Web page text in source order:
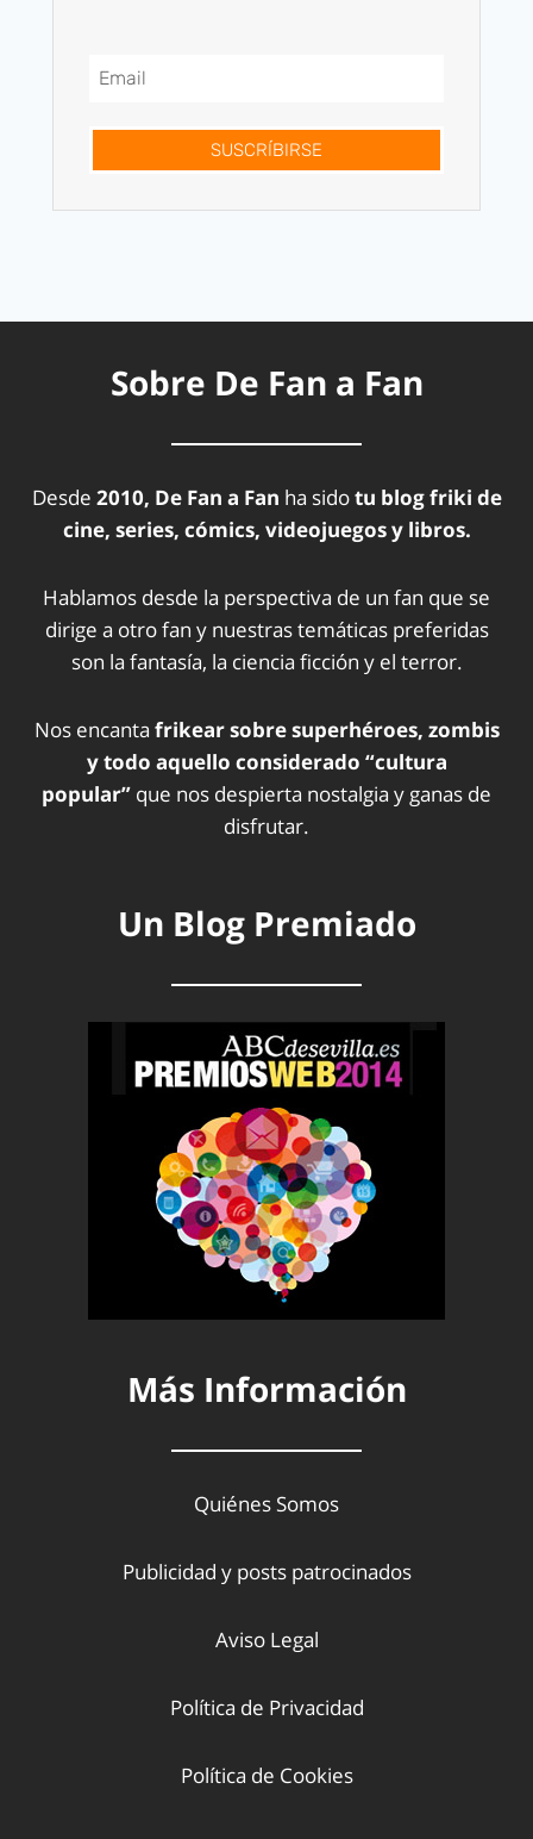
SUSCRÍBIRSE
Sobre De Fan a Fan
Desde 2010, De Fan a Fan ha sidotu blog friki de
cine, series, cómics, videojuegos y libros.
Hablamos desde la perspectiva de un fan que se
dirige a otro fan y nuestras temáticas preferidas
son la fantasía, la ciencia ficción y el terror.
Nos encanta frikear sobre superhéroes, zombis
y todo aquello considerado “cultura
popular” que nos despierta nostalgia y ganas de
disfrutar.
Un Blog Premiado
Más Información
Quiénes Somos
Publicidad y posts patrocinados
Aviso Legal
Política de Privacidad
Política de Cookies